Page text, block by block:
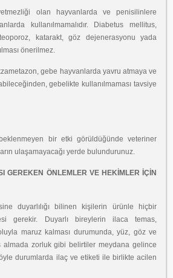
olan hayvanlarda ve penisilinlere
kullanılmamalıdır. Diabetus mellitus,
katarakt, göz dejenerasyonu yada
önerilmez.
gebe hayvanlarda yavru atmaya ve
gebelikte kullanılmaması tavsiye
bir etki görüldüğünde veteriner
ulaşamayacağı yerde bulundurunuz.
GEREKEN ÖNLEMLER VE HEKİMLER İÇİN
duyarlılığı bilinen kişilerin ürünle hiçbir
gerekir. Duyarlı bireylerin ilaca temas,
maruz kalması durumunda, yüz, göz ve
almada zorluk gibi belirtiler meydana gelince
durumlarda ilaç ve etiketi ile birlikte acilen